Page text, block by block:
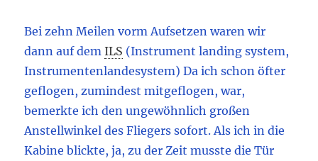
Bei zehn Meilen vorm Aufsetzen waren wir
dann auf dem ILS (Instrument landing system,
Instrumentenlandesystem) Da ich schon öfter
geflogen, zumindest mitgeflogen, war,
bemerkte ich den ungewöhnlich großen
Anstellwinkel des Fliegers sofort. Als ich in die
Kabine blickte, ja, zu der Zeit musste die Tür